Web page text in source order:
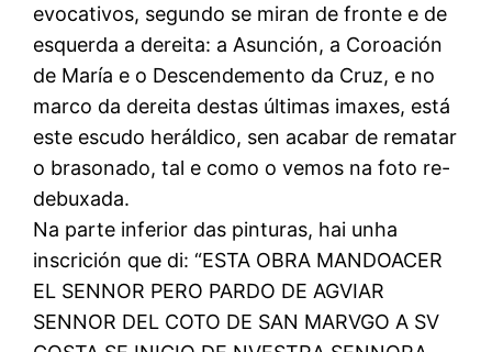
evocativos, segundo se miran de fronte e de
esquerda a dereita: a Asunción, a Coroación
de María e o Descendemento da Cruz, e no
marco da dereita destas últimas imaxes, está
este escudo heráldico, sen acabar de rematar
o brasonado, tal e como o vemos na foto re-
debuxada.
Na parte inferior das pinturas, hai unha
inscrición que di: “ESTA OBRA MANDOACER
EL SENNOR PERO PARDO DE AGVIAR
SENNOR DEL COTO DE SAN MARVGO A SV